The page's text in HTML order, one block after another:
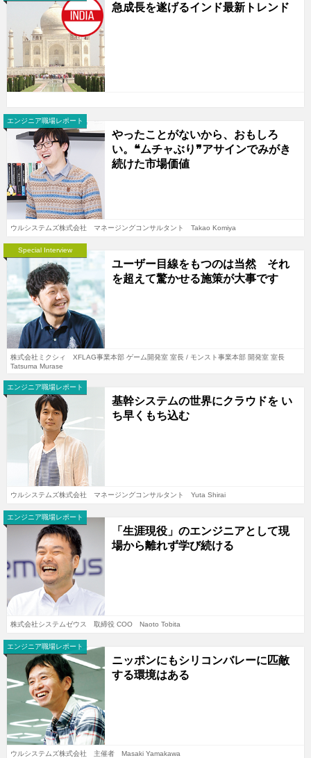
急成長を遂げるインド最新トレンド
エンジニア職場レポート
やったことがないから、おもしろ
い。❝ムチャぶり❞アサインでみがき
続けた市場価値
ウルシステムズ株式会社 マネージングコンサルタント Takao Komiya
Special Interview
ユーザー目線をもつのは当然 それ
を超えて驚かせる施策が大事です
株式会社ミクシィ XFLAG事業本部 ゲーム開発室 室長 / モンスト事業本部 開発室 室長
Tatsuma Murase
エンジニア職場レポート
基幹システムの世界にクラウドを い
ち早くもち込む
ウルシステムズ株式会社 マネージングコンサルタント Yuta Shirai
エンジニア職場レポート
「生涯現役」のエンジニアとして現
場から離れず学び続ける
株式会社システムゼウス 取締役 COO Naoto Tobita
エンジニア職場レポート
ニッポンにもシリコンバレーに匹敵
する環境はある
ウルシステムズ株式会社 主催者 Masaki Yamakawa